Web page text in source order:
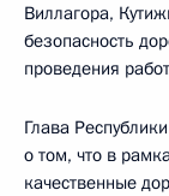
Виллагора,
безопасность
проведения
Глава
о том, что в
качественные